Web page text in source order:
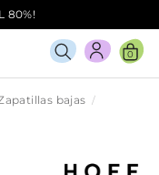
80%!
0
bajas